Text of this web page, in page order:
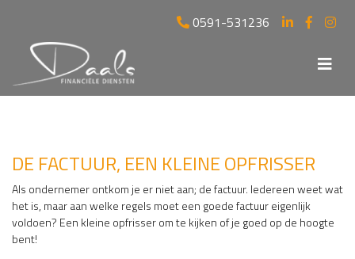
0591-531236
DE FACTUUR, EEN KLEINE OPFRISSER
Als ondernemer ontkom je er niet aan; de factuur. Iedereen weet wat
het is, maar aan welke regels moet een goede factuur eigenlijk
voldoen? Een kleine opfrisser om te kijken of je goed op de hoogte
bent!